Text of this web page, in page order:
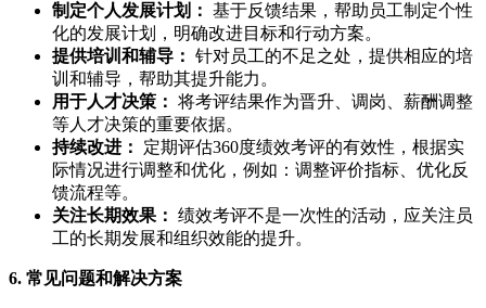
制定个人发展计划： 基于反馈结果，帮助员工制定个性
化的发展计划，明确改进目标和行动方案。
提供培训和辅导： 针对员工的不足之处，提供相应的培
训和辅导，帮助其提升能力。
用于人才决策： 将考评结果作为晋升、调岗、薪酬调整
等人才决策的重要依据。
持续改进：
定期评估360度绩效考评的有效性，根据实
际情况进行调整和优化，例如：调整评价指标、优化反
馈流程等。
关注长期效果： 绩效考评不是一次性的活动，应关注员
工的长期发展和组织效能的提升。
6. 常见问题和解决方案